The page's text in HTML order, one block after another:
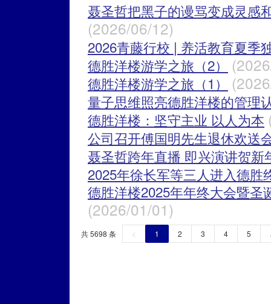
聂圣哲把黑子的谩骂变成灵感
(2026/06/12)
2026青藤行校 | 养活教育夏季
德胜洋楼游学之旅（2）
德胜洋楼游学之旅（1）
量子思维照亮德胜洋楼的管理
德胜洋楼：坚守主业 以人为本
公司召开傅国明先生退休欢送
聂圣哲跨年直播 即兴演讲贺新
2025年徐长军等三人进入德胜
德胜洋楼2025年年终大会暨圣
(2026/01/01)
共 5698 条 < 1 2 3 4 5